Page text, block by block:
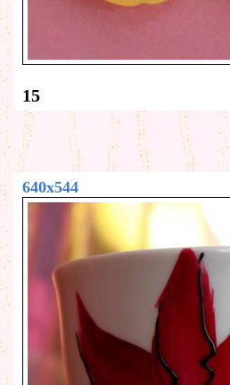
15
640x544